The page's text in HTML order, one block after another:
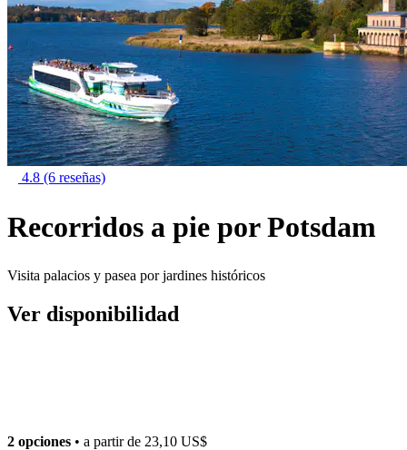
4.8 (6 reseñas)
Recorridos a pie por Potsdam
Visita palacios y pasea por jardines históricos
Ver disponibilidad
2 opciones • a partir de 23,10 US$